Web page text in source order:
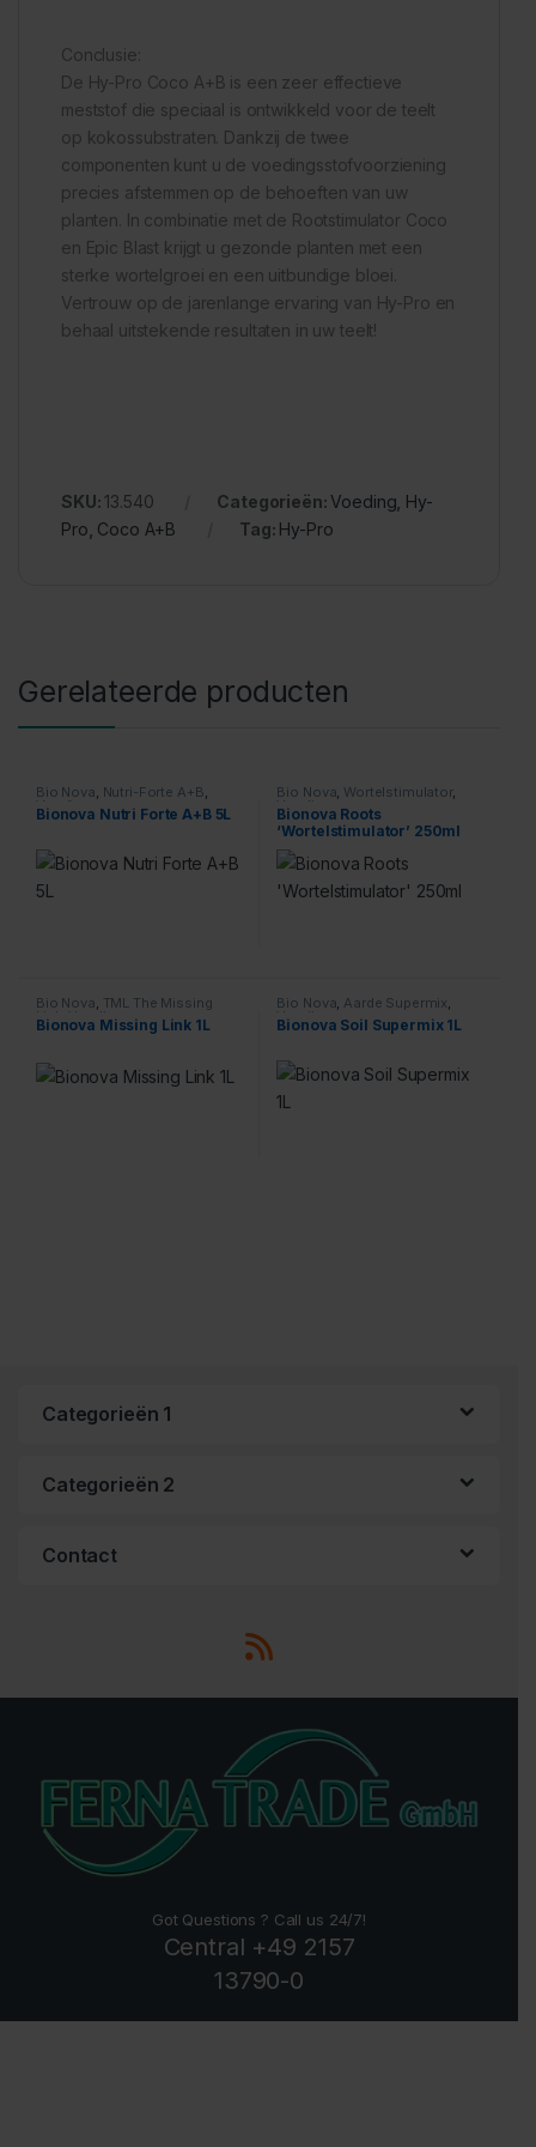
Conclusie:
De Hy-Pro Coco A+B is een zeer effectieve
meststof die speciaal is ontwikkeld voor de teelt
op kokossubstraten. Dankzij de twee
componenten kunt u de voedingsstofvoorziening
precies afstemmen op de behoeften van uw
planten. In combinatie met de Rootstimulator Coco
en Epic Blast krijgt u gezonde planten met een
sterke wortelgroei en een uitbundige bloei.
Vertrouw op de jarenlange ervaring van Hy-Pro en
behaal uitstekende resultaten in uw teelt!
SKU:13.540 Categorieën:Voeding Hy-
Pro Coco A+B Tag: Hy-Pro
Gerelateerde producten
Bio Nova, Nutri-Forte A+B,
Voeding
Bionova Nutri Forte A+B 5L
Bio Nova, Wortelstimulator,
Voeding
Bionova Roots
‘Wortelstimulator’ 250ml
Bio Nova, TML The Missing
Link Voeding
Bionova Missing Link 1L
Bio Nova, Aarde Supermix,
Voeding
Bionova Soil Supermix 1L
Categorieën 1
Categorieën 2
Contact
Got Questions ? Call us 24/7!
Central +49 2157
13790-0